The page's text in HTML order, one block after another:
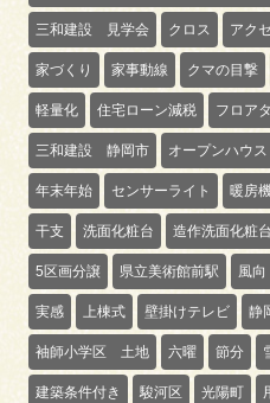
三和建設 見学会 クロス アク
家づくり 家事動線 クマの目撃
軽量化 住宅ローン減税 フロア
三和建設 静岡市 オープンハウス
年末年始 センサーライト 暖房
干支 洗面化粧台 造作洗面化粧台
5区画分譲 県立美術館前駅 風向
実感 上棟式 壁掛けテレビ 静
袖師小学区 土地 六曜 節分
建築条件付き 駿河区 光陽町